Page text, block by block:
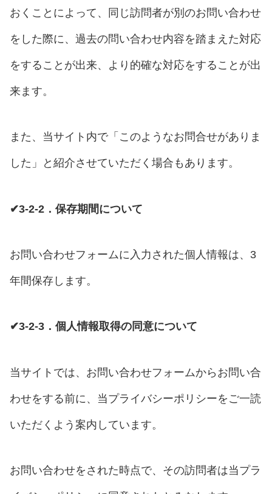
おくことによって、同じ訪問者が別のお問い合わせ
をした際に、過去の問い合わせ内容を踏まえた対応
をすることが出来、より的確な対応をすることが出
来ます。
また、当サイト内で「このようなお問合せがありま
した」と紹介させていただく場合もあります。
✔3-2-2．保存期間について
お問い合わせフォームに入力された個人情報は、3
年間保存します。
✔3-2-3．個人情報取得の同意について
当サイトでは、お問い合わせフォームからお問い合
わせをする前に、当プライバシーポリシーをご一読
いただくよう案内しています。
お問い合わせをされた時点で、その訪問者は当プラ